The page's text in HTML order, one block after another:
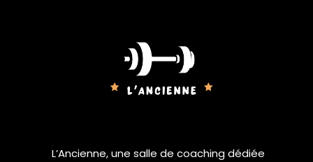
L’Ancienne, une salle de coaching dédiée